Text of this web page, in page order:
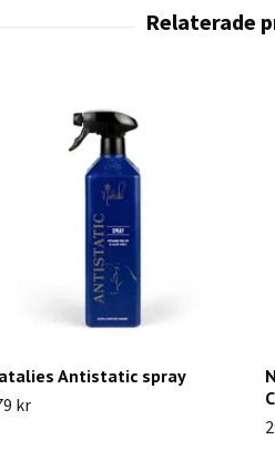
Antistatic spray
kr